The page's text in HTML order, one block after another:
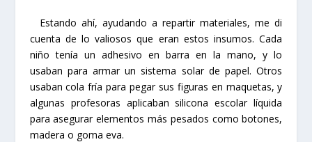
Estando ahí, ayudando a repartir materiales, me di
cuenta de lo valiosos que eran estos insumos. Cada
niño tenía un adhesivo en barra en la mano, y lo
usaban para armar un sistema solar de papel. Otros
usaban cola fría para pegar sus figuras en maquetas, y
algunas profesoras aplicaban silicona escolar líquida
para asegurar elementos más pesados como botones,
madera o goma eva.